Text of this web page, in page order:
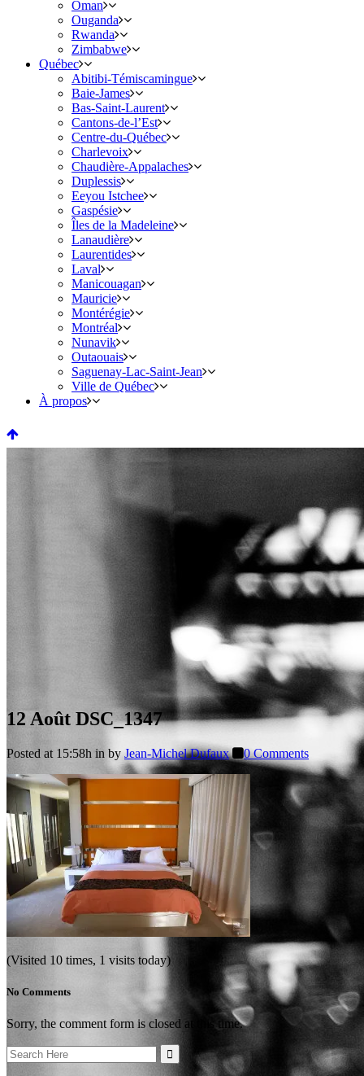
Oman
Ouganda
Rwanda
Zimbabwe
Québec
Abitibi-Témiscamingue
Baie-James
Bas-Saint-Laurent
Cantons-de-l’Est
Centre-du-Québec
Charlevoix
Chaudière-Appalaches
Duplessis
Eeyou Istchee
Gaspésie
Îles de la Madeleine
Lanaudière
Laurentides
Laval
Manicouagan
Mauricie
Montérégie
Montréal
Nunavik
Outaouais
Saguenay-Lac-Saint-Jean
Ville de Québec
À propos
12 Août DSC_1347
Posted at 15:58h in by Jean-Michel Dufaux 0 Comments
(Visited 10 times, 1 visits today)
No Comments
Sorry, the comment form is closed at this time.
Search
for: